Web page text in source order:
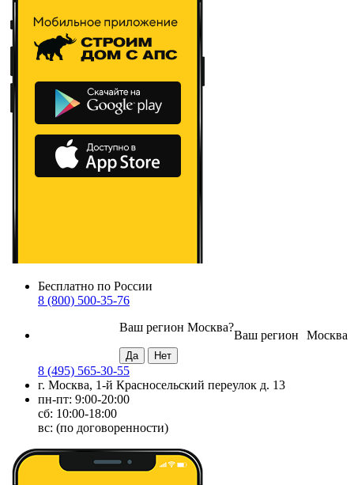
Бесплатно по России
8 (800) 500-35-76
Москва
Ваш регион
Ваш регион Москва?
8 (495) 565-30-55
г. Москва, 1-й Красносельский переулок д. 13
пн-пт: 9:00-20:00
сб: 10:00-18:00
вс: (по договоренности)